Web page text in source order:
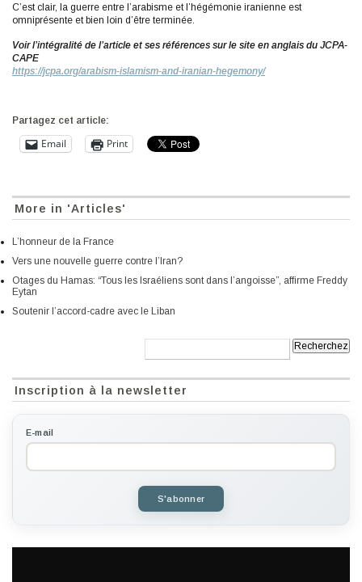
C’est clair, la guerre entre l’arabisme et l’hégémonie iranienne est
omniprésente et bien loin d’être terminée.
Voir l’intégralité de l’article et ses références sur le site en anglais du JCPA-
CAPE
https://jcpa.org/arabism-islamism-and-iranian-hegemony/
Partagez cet article:
Email Print
More in 'Articles'
L’honneur de la France
Vers une nouvelle guerre contre l’Iran?
Otages du Hamas: “Tous les Israéliens sont dans l’angoisse”, affirme Freddy
Eytan
Soutenir l’accord-cadre avec le Liban
Recherche:
Inscription à la newsletter
E-mail
S'abonner